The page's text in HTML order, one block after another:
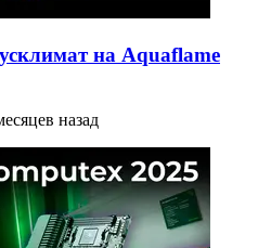
на Aquaflame
назад